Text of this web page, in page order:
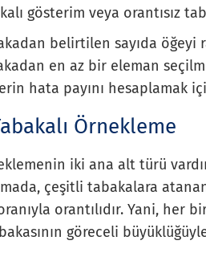
gösterim veya orantısız
belirtilen sayıda öğeyi
en az bir eleman
hata payını hesaplamak
Örnekleme
iki ana alt türü
çeşitli tabakalara
orantılıdır. Yani, her
göreceli